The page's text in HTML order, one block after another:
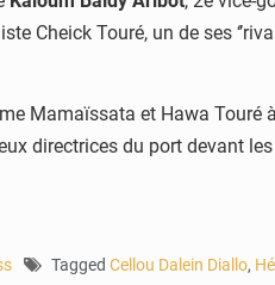
Cheick Touré, un de ses
Mamaïssata et Hawa Touré
directrices du port devant
Tagged Cellou Dalein Diallo,